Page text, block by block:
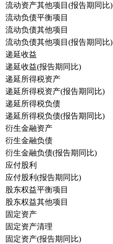
流动资产其他项目(报告期同比)
流动负债平衡项目
流动负债其他项目
流动负债其他项目(报告期同比)
递延收益
递延收益(报告期同比)
递延所得税资产
递延所得税资产(报告期同比)
递延所得税负债
递延所得税负债(报告期同比)
衍生金融资产
衍生金融负债
衍生金融负债(报告期同比)
应付股利
应付股利(报告期同比)
股东权益平衡项目
股东权益其他项目
固定资产
固定资产清理
固定资产(报告期同比)